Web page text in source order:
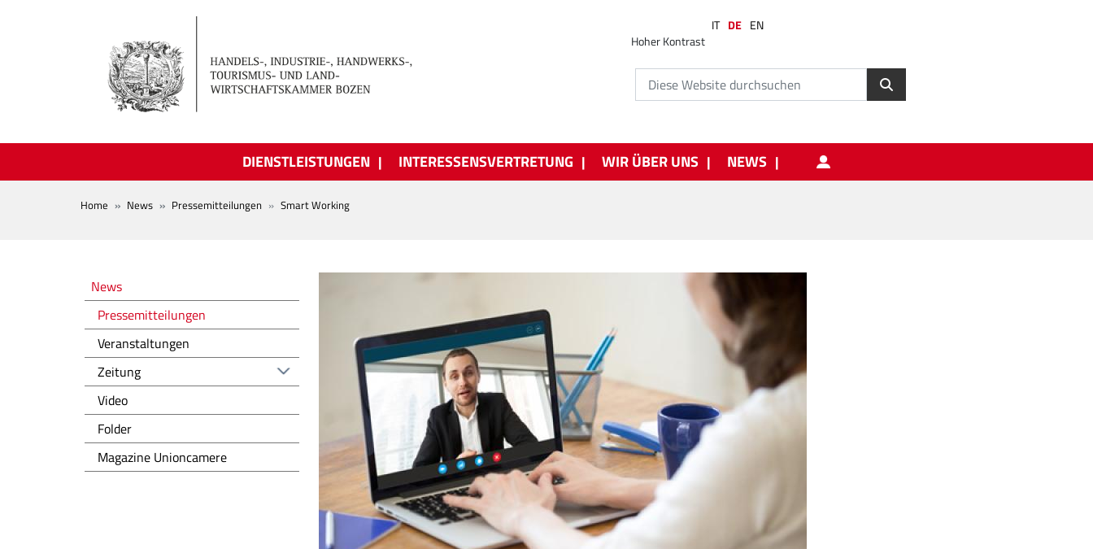
Hoher Kontrast
IT DE EN
DIENSTLEISTUNGEN INTERESSENSVERTRETUNG WIR ÜBER UNS NEWS
BREADCRUMB
Home News Pressemitteilungen Smart Working
Novità
News
Pressemitteilungen
Veranstaltungen
Zeitung
Video
Folder
Magazine Unioncamere